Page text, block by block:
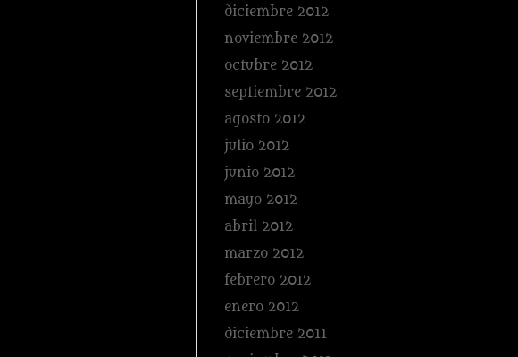
diciembre 2012
noviembre 2012
octubre 2012
septiembre 2012
agosto 2012
julio 2012
junio 2012
mayo 2012
abril 2012
marzo 2012
febrero 2012
enero 2012
diciembre 2011